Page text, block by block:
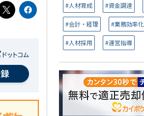
#人材育成 #資金調達
#会計・経理 #業務効率化
#人材採用 #運営指導